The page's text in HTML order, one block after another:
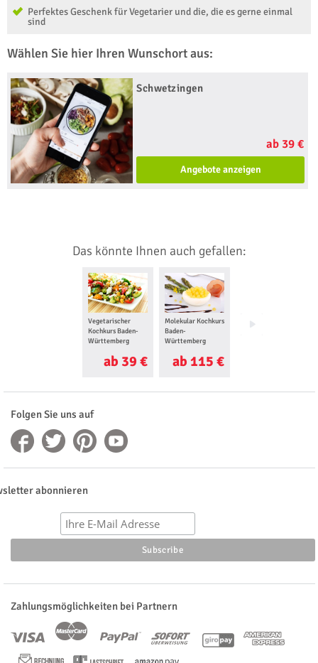
Perfektes Geschenk für Vegetarier und die, die es gerne einmal
sind
Wählen Sie hier Ihren Wunschort aus:
Schwetzingen
ab 39 €
Angebote anzeigen
Das könnte Ihnen auch gefallen:
Vegetarischer
Kochkurs Baden-
Württemberg
ab 39 €
Molekular Kochkurs
Baden-
Württemberg
ab 115 €
Weingut
Folgen Sie uns auf
abonnieren
Zahlungsmöglichkeiten bei Partnern